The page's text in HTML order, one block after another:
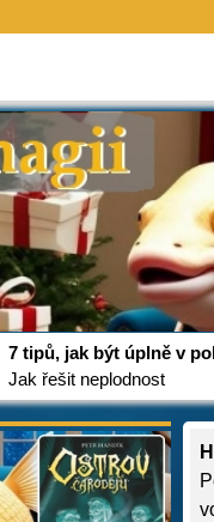
7 tipů, jak být úplně v
Jak řešit neplodnost